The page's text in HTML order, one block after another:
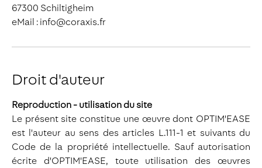
67300 Schiltigheim
eMail : info@coraxis.fr
Droit d'auteur
Reproduction - utilisation du site
Le présent site constitue une œuvre dont OPTIM'EASE
est l'auteur au sens des articles L.111-1 et suivants du
Code de la propriété intellectuelle. Sauf autorisation
écrite d'OPTIM'EASE, toute utilisation des œuvres